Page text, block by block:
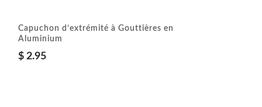
Capuchon d’extrémité à Gouttières en
Aluminium
$ 2.95